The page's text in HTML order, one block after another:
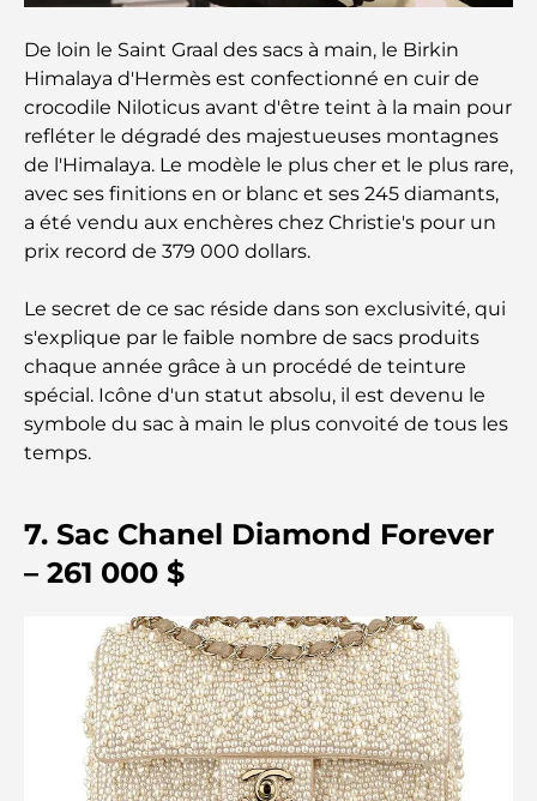
Restaurant de l'Opéra de Dubaï : Quand la
Les marques de costumes les plus chères qui
Restaurants de J1 Beach : la nouvelle destination
Crèches à Dubai Hills : Guide pour les parents
A Brief Guide to Buying Property in Dubai (2025-
Les meilleurs cafés du centre-ville de Dubaï : le
guide complet des amateurs de café
Les Mercedes les plus chères jamais créées
Déménager à Dubaï depuis l'Australie : Guide
complet du déménagement
Safari de luxe d'une nuit dans le désert de Dubaï :
De loin le Saint Graal des sacs à main, le Birkin
Himalaya d'Hermès est confectionné en cuir de
crocodile Niloticus avant d'être teint à la main pour
refléter le dégradé des majestueuses montagnes
de l'Himalaya. Le modèle le plus cher et le plus rare,
avec ses finitions en or blanc et ses 245 diamants,
a été vendu aux enchères chez Christie's pour un
prix record de 379 000 dollars.
Le secret de ce sac réside dans son exclusivité, qui
s'explique par le faible nombre de sacs produits
chaque année grâce à un procédé de teinture
spécial. Icône d'un statut absolu, il est devenu le
symbole du sac à main le plus convoité de tous les
temps.
7. Sac Chanel Diamond Forever
– 261 000 $